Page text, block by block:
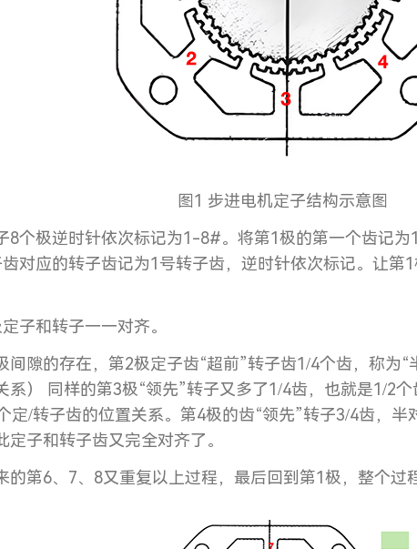
图1 步进电机定子结构示意图
8个极逆时针依次标记为1-8#。将第1极的第一个齿记为
对应的转子齿记为1号转子齿，逆时针依次标记。让第
子和转子一一对齐。
间隙的存在，第2极定子齿“超前”转子齿1/4个齿，称为
系） 同样的第3极“领先”转子又多了1/4齿，也就是1/2
定/转子齿的位置关系。第4极的齿“领先”转子3/4齿，半
定子和转子齿又完全对齐了。
的第6、7、8又重复以上过程，最后回到第1极，整个过